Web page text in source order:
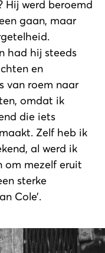
Hij werd beroemd
gaan, maar
had hij steeds
en
van roem naar
omdat ik
die iets
Zelf heb ik
al werd ik
om mezelf eruit
sterke
Cole’.